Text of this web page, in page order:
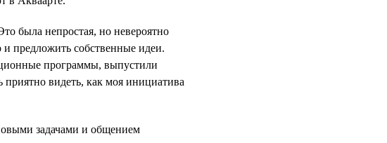
была непростая, но невероятно
и предложить собственные идеи.
программы, выпустили
видеть, как моя инициатива
задачами и общением